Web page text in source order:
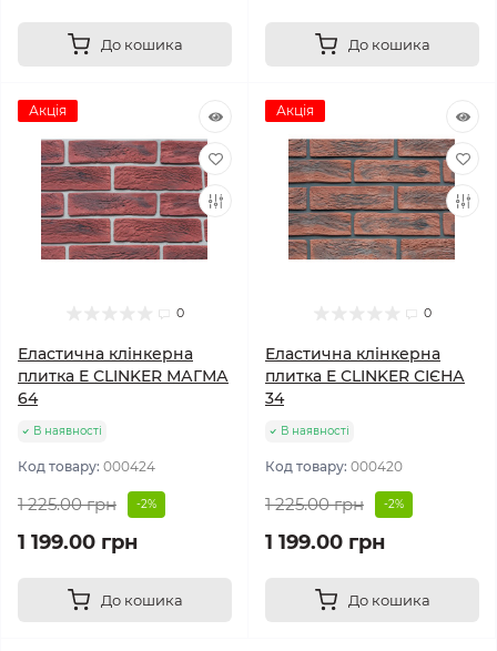
До кошика До кошика
Акція
0
Еластична клінкерна
плитка E СLINKER МАГМА
64
В наявності
Код товару: 000424
1 225.00 грн -2%
1 199.00 грн
До кошика
Акція
0
Еластична клінкерна
плитка E СLINKER СІЄНА
34
В наявності
Код товару: 000420
1 225.00 грн -2%
1 199.00 грн
До кошика